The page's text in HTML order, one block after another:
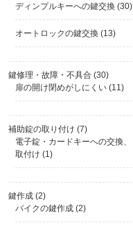
ディンプルキーへの鍵交換 (30)
オートロックの鍵交換 (13)
鍵修理・故障・不具合 (30)
扉の開け閉めがしにくい (11)
補助錠の取り付け (7)
電子錠・カードキーへの交換、
取付け (1)
鍵作成 (2)
バイクの鍵作成 (2)